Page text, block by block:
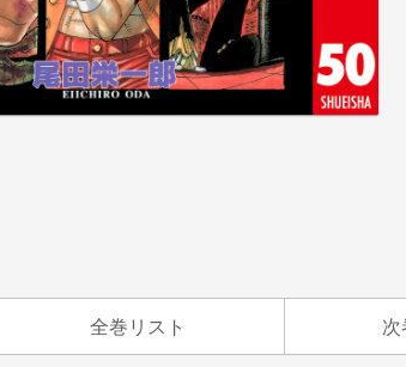
全巻リスト 次